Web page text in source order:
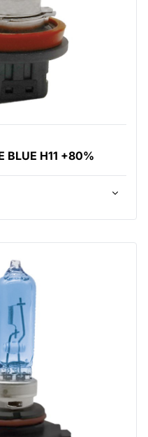
BLUE H11 +80%